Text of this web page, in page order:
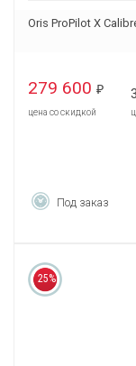
Oris ProPilot X
279 600 ₽
цена со скидкой
Под заказ
25%